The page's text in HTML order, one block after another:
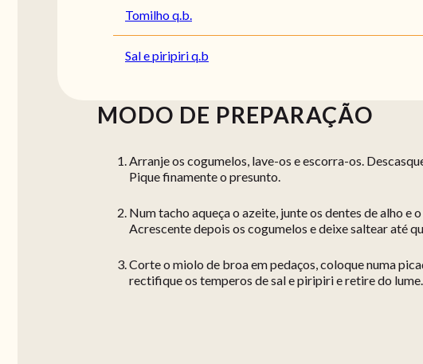
Tomilho q.b.
Sal e piripiri q.b
MODO DE PREPARAÇÃO
Arranje os cogumelos, lave-os e escorra-os.
Pique finamente o presunto.
Num tacho aqueça o azeite, junte os dentes de alho e
Acrescente depois os cogumelos e deixe saltear até
Corte o miolo de broa em pedaços, coloque numa
rectifique os temperos de sal e piripiri e retire do